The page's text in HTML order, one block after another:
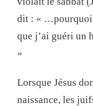
dit : « …pourquoi
que j’ai guéri un
»
Lorsque Jésus
naissance, les